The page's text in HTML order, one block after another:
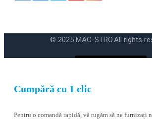
© 2025 MAC-STRO.All rights
Cumpără cu 1 clic
Pentru o comandă rapidă, vă rugăm să ne furnizați